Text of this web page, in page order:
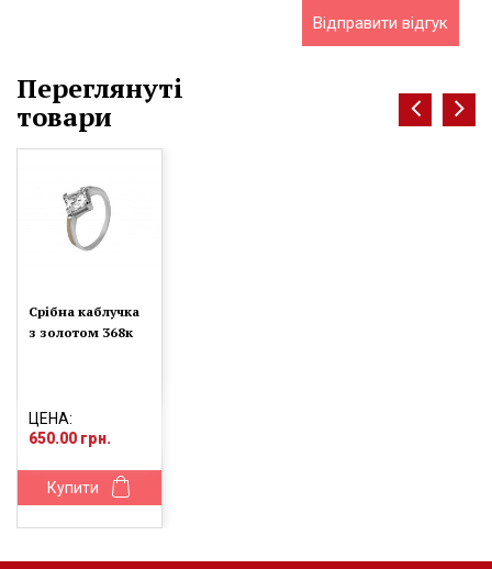
Відправити відгук
Переглянуті
товари
Срібна каблучка
з золотом 368к
ЦЕНА:
650.00 грн.
Купити